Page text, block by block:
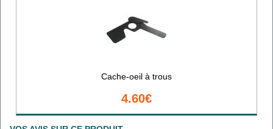
Cache-oeil à trous
4.60€